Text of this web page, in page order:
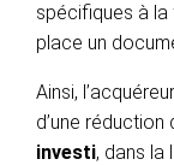
spécifiques à
place un
Ainsi,
d’une réduction
investi, dans la